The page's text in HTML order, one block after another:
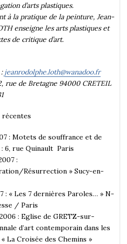
d’arts plastiques.
à la pratique de la peinture, Jean-
enseigne les arts plastiques et
de critique d’art.
:jeanrodolphe.loth@wanadoo.fr
rue de Bretagne 94000 CRETEIL
: Motets de souffrance et de
6, rue Quinault Paris
:
Résurrection » Sucy-en-
: « Les 7 dernières Paroles… » N-
/ Paris
: Eglise de GRETZ-sur-
d’art contemporain dans les
La Croisée des Chemins »